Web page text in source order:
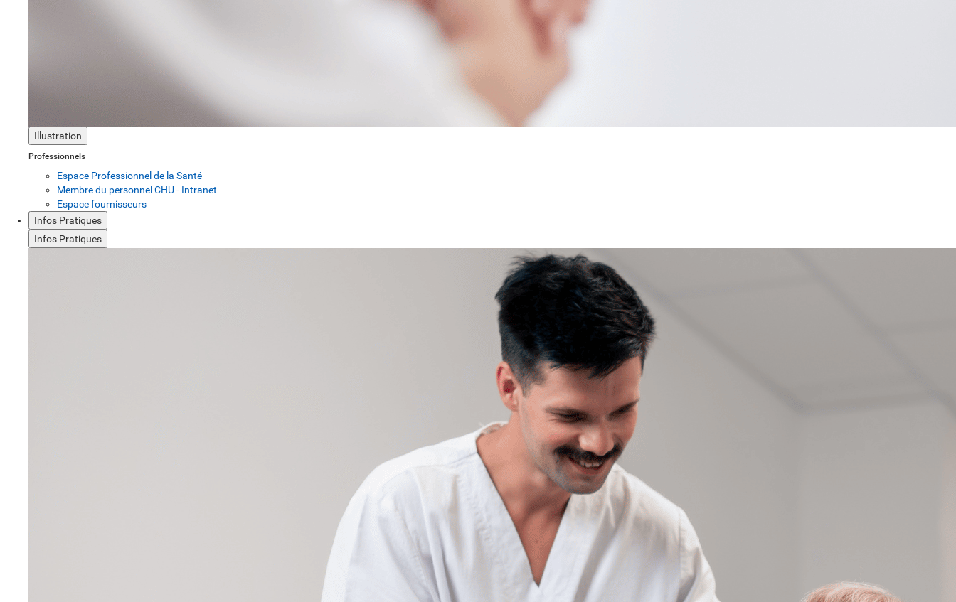
Illustration
Professionnels
Espace Professionnel de la Santé
Membre du personnel CHU - Intranet
Espace fournisseurs
Infos Pratiques
Infos Pratiques